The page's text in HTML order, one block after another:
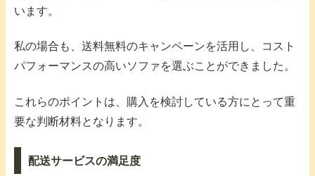
います。
私の場合も、送料無料のキャンペーンを活用し、コスト
パフォーマンスの高いソファを選ぶことができました。
これらのポイントは、購入を検討している方にとって重
要な判断材料となります。
配送サービスの満足度